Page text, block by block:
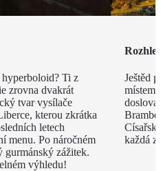
Ti z
zrovna dvakrát
tvar vysílače
kterou zkrátka
letech
menu. Po náročném
gurmánský zážitek.
výhledu!
Ještěd
místem
každá